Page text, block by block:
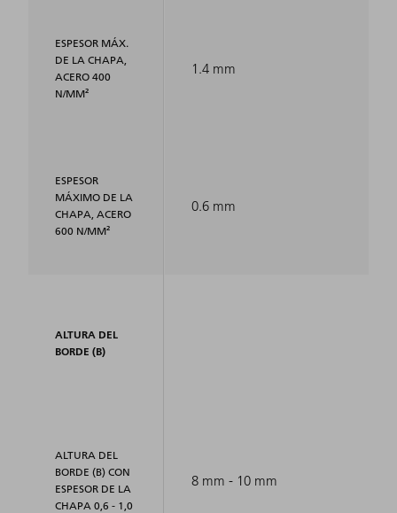
ESPESOR MÁX.
DE LA CHAPA,
ACERO 400
N/MM²
ESPESOR
MÁXIMO DE LA
CHAPA, ACERO
600 N/MM²
ALTURA DEL
BORDE (B)
ALTURA DEL
BORDE (B) CON
ESPESOR DE LA
CHAPA 0,6 - 1,0
1.4 mm
0.6 mm
8 mm - 10 mm